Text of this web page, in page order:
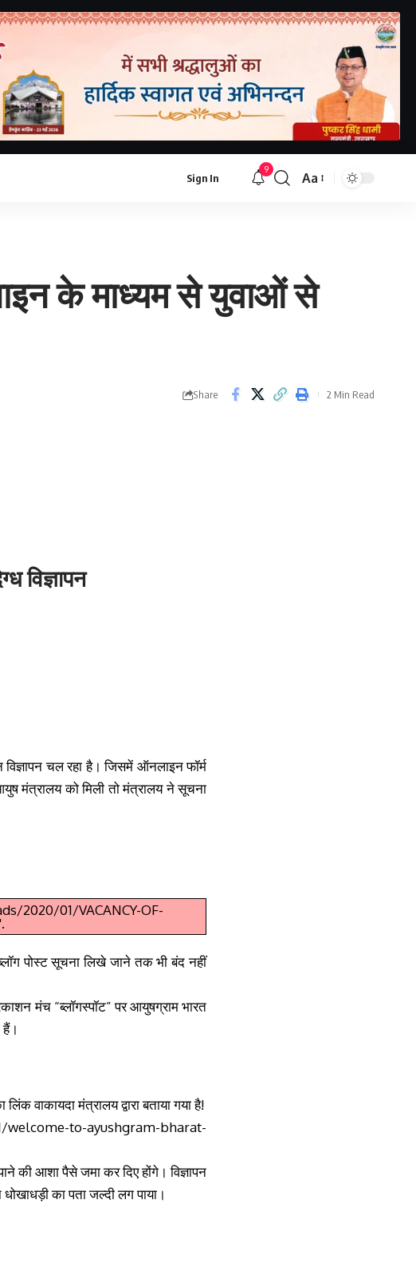
Sign In
9
Aa
के माध्यम से युवाओं से
Share 2 Min Read
विज्ञापन
चल रहा है। जिसमें ऑनलाइन फॉर्म
मंत्रालय को मिली तो मंत्रालय ने सूचना
2020/01/VACANCY-OF-
ब्लॉग पोस्ट सूचना लिखे जाने तक भी बंद नहीं
मंच “ब्लॉगस्पॉट”पर आयुषग्राम भारत
वाकायदा मंत्रालय द्वारा बताया गया है!
welcome-to-ayushgram-bharat-
की आशा पैसे जमा कर दिए होंगे। विज्ञापन
का पता जल्दी लग पाया ।